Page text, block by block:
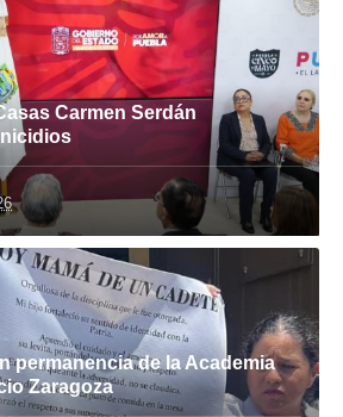
Carmen Serdán
permanencia de la Academia
Zaragoza